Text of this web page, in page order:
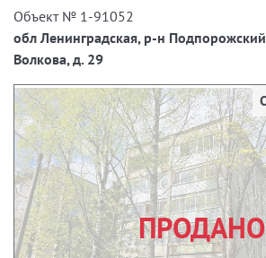
Объект № 1-91052
обл Ленинградская, р-н
Волкова, д. 29
ПРОДАНО